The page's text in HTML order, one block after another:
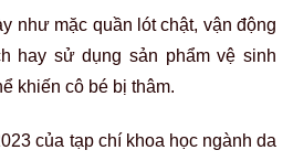
như mặc quần lót chật, vận động
hay sử dụng sản phẩm vệ sinh
khiến cô bé bị thâm.
của tạp chí khoa học ngành da